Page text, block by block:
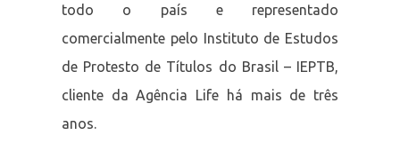
todo o país e representado
comercialmente pelo Instituto de Estudos
de Protesto de Títulos do Brasil – IEPTB,
cliente da Agência Life há mais de três
anos.